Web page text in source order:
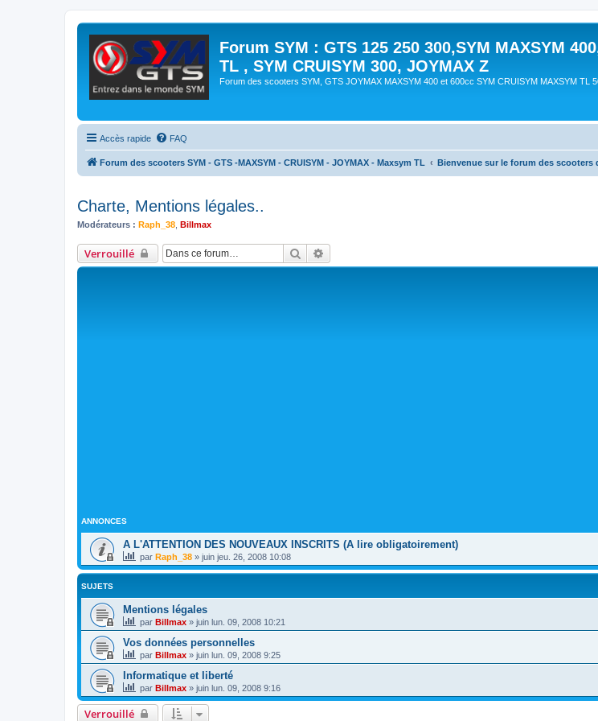
Forum SYM : GTS 125 250 300,SYM MAXSYM
TL , SYM CRUISYM 300, JOYMAX Z
Forum des scooters SYM, GTS JOYMAX MAXSYM 400 et 600cc SYM CRUISYM MAXSYM TL
Accès rapide FAQ
Forum des scooters SYM - GTS -MAXSYM - CRUISYM - JOYMAX - Maxsym TL Bienvenue sur le forum des scooters
Charte, Mentions légales..
Modérateurs : Raph_38 Billmax
Verrouillé Rechercher
ANNONCES
A L'ATTENTION DES NOUVEAUX INSCRITS (A lire obligatoirement)
par Raph_38 » juin jeu. 26, 2008 10:08
SUJETS
Mentions légales
par Billmax » juin lun. 09, 2008 10:21
Vos données personnelles
par Billmax » juin lun. 09, 2008 9:25
Informatique et liberté
par Billmax » juin lun. 09, 2008 9:16
Verrouillé